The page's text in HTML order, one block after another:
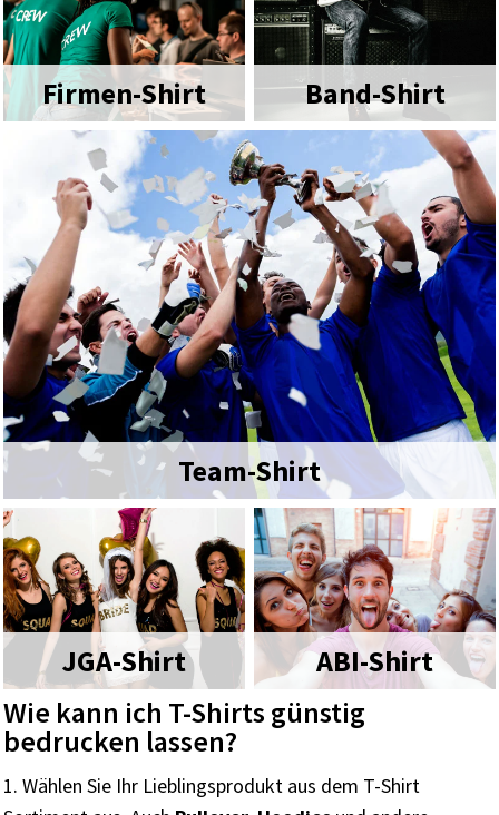
Firmen-Shirt Band-Shirt
Team-Shirt
JGA-Shirt
ABI-Shirt
Wie kann ich T-Shirts günstig
bedrucken lassen?
Wählen Sie Ihr Lieblingsprodukt aus dem T-Shirt